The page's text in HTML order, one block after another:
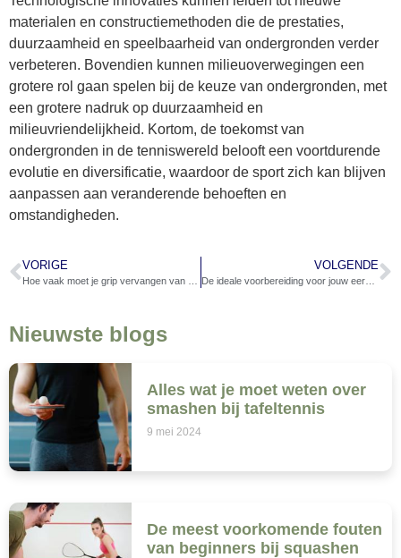
materialen en constructiemethoden die de prestaties,
duurzaamheid en speelbaarheid van ondergronden verder
verbeteren. Bovendien kunnen milieuoverwegingen een
grotere rol gaan spelen bij de keuze van ondergronden, met
een grotere nadruk op duurzaamheid en
milieuvriendelijkheid. Kortom, de toekomst van
ondergronden in de tenniswereld belooft een voortdurende
evolutie en diversificatie, waardoor de sport zich kan blijven
aanpassen aan veranderende behoeften en
omstandigheden.
VORIGE VOLGENDE
De ideale voorbereiding voor jouw eerste tennisles
Nieuwste blogs
Alles wat je moet weten over
smashen bij tafeltennis
9 mei 2024
De meest voorkomende fouten
van beginners bij squashen